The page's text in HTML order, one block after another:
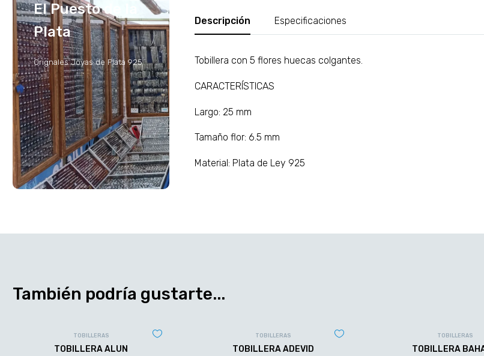
El Puesto de la
Plata
Orignales Joyas de Plata 925
Descripción Especificaciones
Tobillera con 5 flores huecas colgantes.
CARACTERÍSTICAS
Largo: 25 mm
Tamaño flor: 6.5 mm
Material: Plata de Ley 925
También podría gustarte...
TOBILLERAS
TOBILLERA ALUN
TOBILLERAS
TOBILLERA ADEVID
TOBILLERAS
TOBILLERA